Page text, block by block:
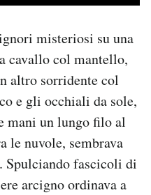
misteriosi su una
cavallo col mantello,
altro sorridente col
e gli occhiali da sole,
mani un lungo filo al
le nuvole, sembrava
Spulciando fascicoli di
arcigno ordinava a